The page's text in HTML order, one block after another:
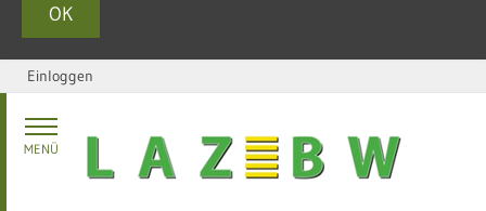
OK
Zum Inhalt springen
Einloggen
MENÜ